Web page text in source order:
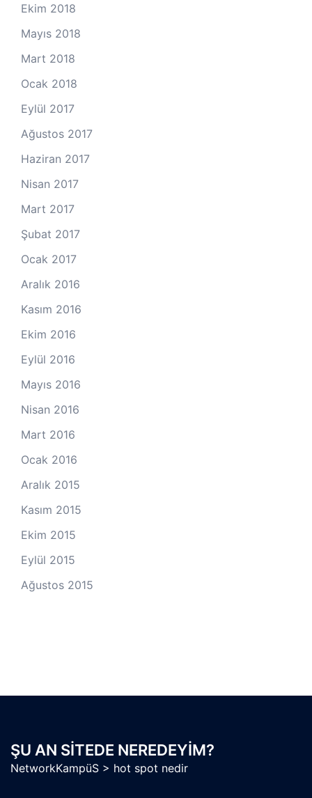
Ekim 2018
Mayıs 2018
Mart 2018
Ocak 2018
Eylül 2017
Ağustos 2017
Haziran 2017
Nisan 2017
Mart 2017
Şubat 2017
Ocak 2017
Aralık 2016
Kasım 2016
Ekim 2016
Eylül 2016
Mayıs 2016
Nisan 2016
Mart 2016
Ocak 2016
Aralık 2015
Kasım 2015
Ekim 2015
Eylül 2015
Ağustos 2015
ŞU AN SITEDE NEREDEYIM?
NetworkKampüS > hot spot nedir